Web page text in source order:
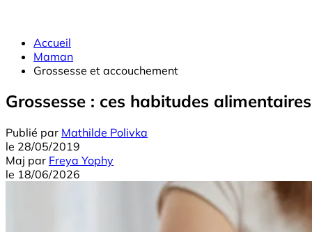
Accueil
Maman
Grossesse et accouchement
Grossesse : ces habitudes
Publié par Mathilde Polivka
le 28/05/2019
Maj par Freya Yophy
le 18/06/2026